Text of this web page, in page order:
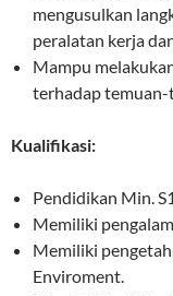
mengusulkan
peralatan kerja
Mampu
terhadap temuan-
Kualifikasi:
Pendidikan Min.
Memiliki
Memiliki
Enviroment.